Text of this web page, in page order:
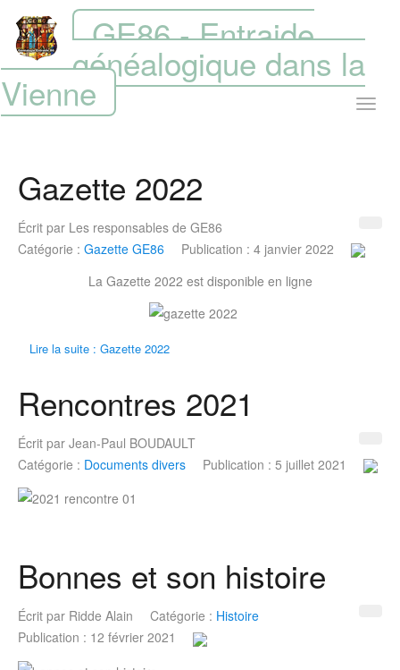
GE86 - Entraide
généalogique dans la
Vienne
Gazette 2022
Écrit par Les responsables de GE86
Catégorie : Gazette GE86
Publication : 4 janvier 2022
La Gazette 2022 est disponible en ligne
Lire la suite : Gazette 2022
Rencontres 2021
Écrit par Jean-Paul BOUDAULT
Catégorie : Documents divers Publication : 5 juillet 2021
Bonnes et son histoire
Écrit par Ridde Alain Catégorie : Histoire
Publication : 12 février 2021